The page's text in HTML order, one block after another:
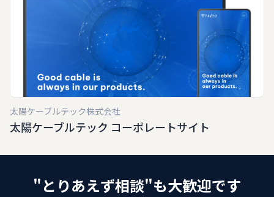
太陽ケーブルテック コーポレートサイト
太陽ケーブルテック株式会社
"とりあえず相談"も大歓迎です